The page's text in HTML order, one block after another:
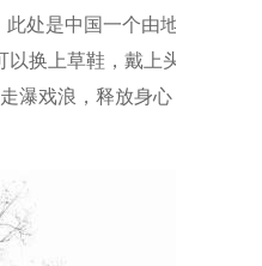
处是中国一个由地下涌泉
换上草鞋，戴上头盔，挽
瀑戏浪，释放身心，感受